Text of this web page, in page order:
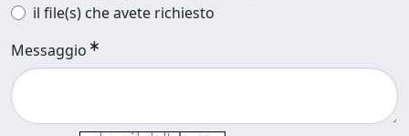
il file(s) che avete richiesto
Messaggio